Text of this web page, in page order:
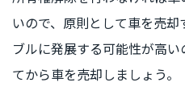
いので、原則として車を売
ブルに発展する可能性が高
てから車を売却しましょう。